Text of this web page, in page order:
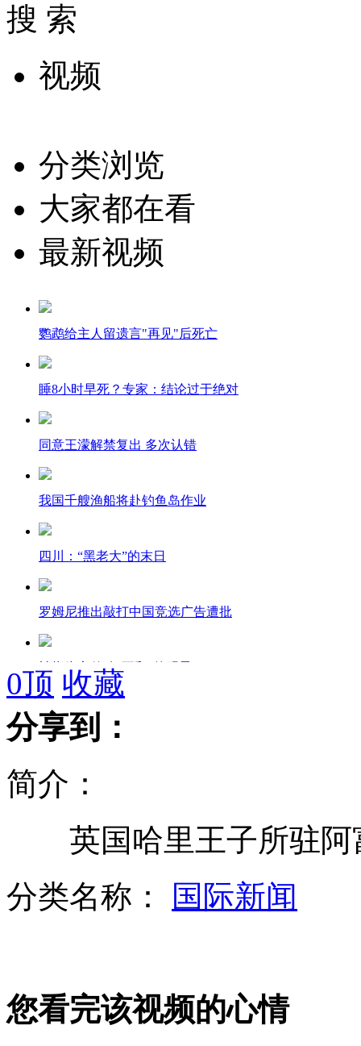
搜 索
视频
分类浏览
大家都在看
最新视频
鹦鹉给主人留遗言"再见"后死亡
睡8小时早死？专家：结论过于绝对
同意王濛解禁复出 多次认错
我国千艘渔船将赴钓鱼岛作业
四川：“黑老大”的末日
罗姆尼推出敲打中国竞选广告遭批
被指为宣传“闹不和”的明星
上海举行了最大规模的防空演习
港媒：二炮令解放军在钓鱼岛占优
英威廉王子夫妇度假裸露照曝光
山西运城恶犬咬伤多人 警民合力深夜将其击毙
无痛分娩是否安全 医生回应
0顶 收藏
分享到：
简介：
英国哈里王子所驻阿
分类名称：
国际新闻
您看完该视频的心情